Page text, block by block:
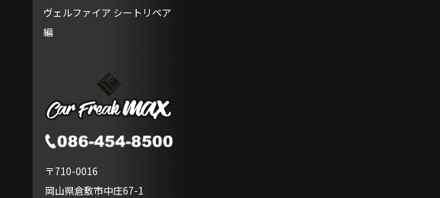
ヴェルファイア シートリペア
編
〒710-0016
岡山県倉敷市中庄67-1